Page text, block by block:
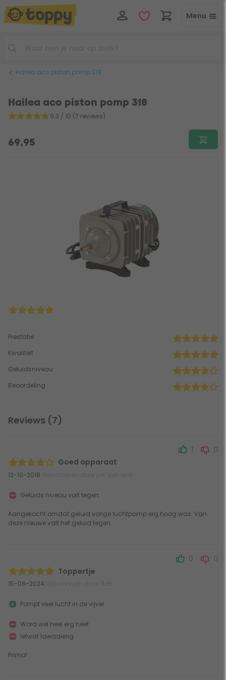
Menu
Hailea aco piston pomp 318
Hailea aco piston pomp 318
9.3 / 10 (7 reviews)
69,95
Prestatie
Kwaliteit
Geluidsniveau
Beoordeling
Reviews (7)
Goed apparaat
12-10-2018
1 0
Aangekocht omdat geluid vorige luchtpomp erg hoog was. Van
deze nieuwe valt het geluid tegen.
Geluids niveau valt tegen
Toppertje
15-06-2024
0 0
Prima!
Pompt veel lucht in de vijver
Word wel heel erg heet
Ietwat lawaaierig